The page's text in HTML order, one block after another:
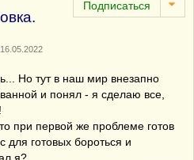
16.05.2022
Но тут в наш мир внезапно
и понял - я сделаю все,
при первой же проблеме готов
для готовых бороться и